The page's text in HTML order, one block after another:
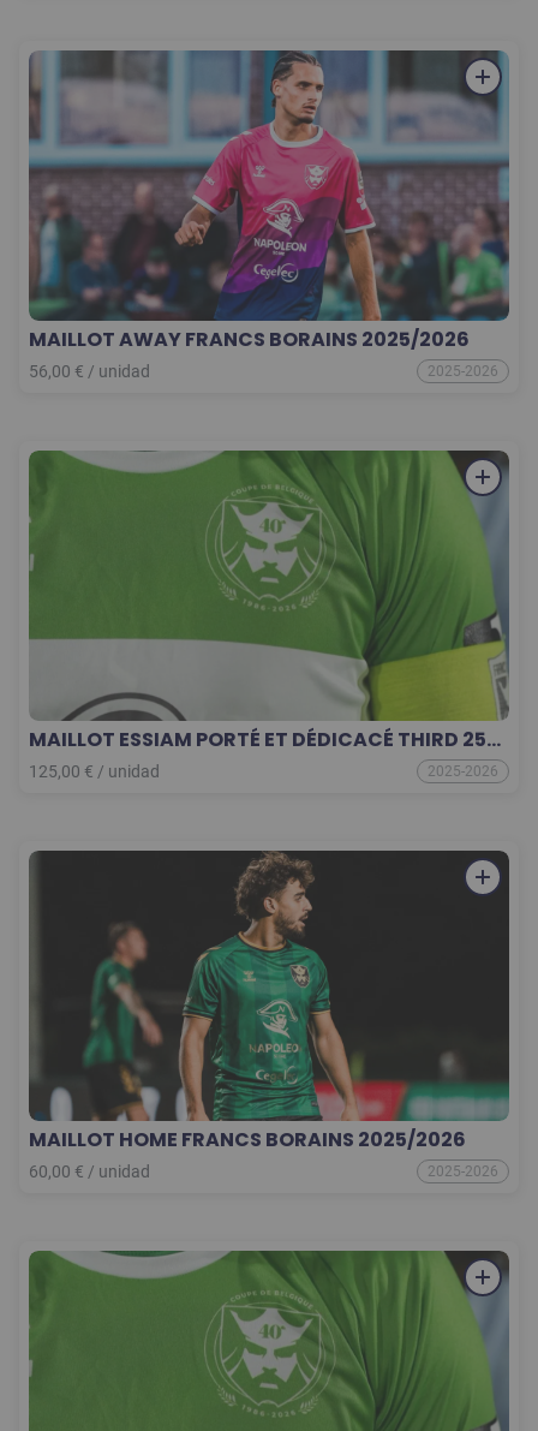
MAILLOT AWAY FRANCS BORAINS 2025/2026
56,00 € / unidad 2025-2026
MAILLOT ESSIAM PORTÉ ET DÉDICACÉ THIRD 25-
26 COLLECTOR
125,00 € / unidad 2025-2026
MAILLOT HOME FRANCS BORAINS 2025/2026
60,00 € / unidad 2025-2026